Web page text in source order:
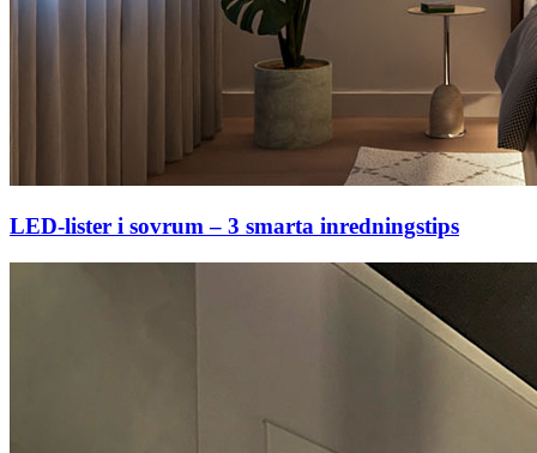
LED-lister i sovrum – 3 smarta inredningstips